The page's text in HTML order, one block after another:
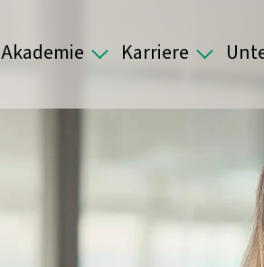
Akademie Karriere